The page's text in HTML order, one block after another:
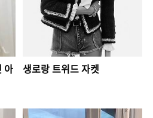
아
생로랑 트위드 자켓